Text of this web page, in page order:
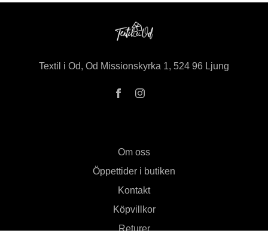
Textil i Od, Od Missionskyrka 1, 524 96 Ljung
Om oss
Öppettider i butiken
Kontakt
Köpvillkor
Returer